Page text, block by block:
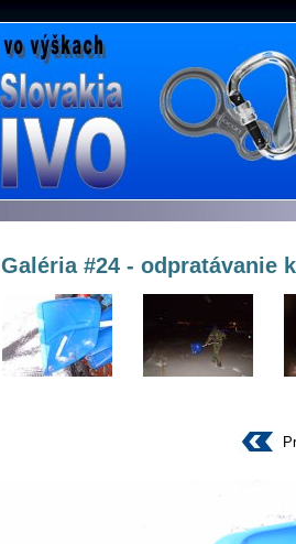
Galéria #24 - odpratávanie